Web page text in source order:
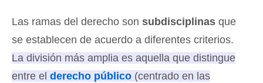
Las ramas del derecho son subdisciplinas que
se establecen de acuerdo a diferentes criterios.
La división más amplia es aquella que distingue
entre el derecho público (centrado en las